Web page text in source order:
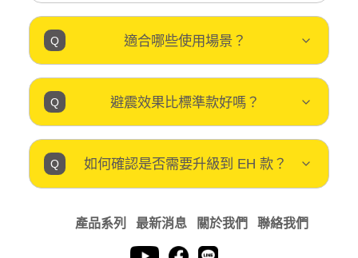
適合哪些使用場景？
避震效果比標準款好嗎？
如何確認是否需要升級到 EH 款？
產品系列 最新消息 關於我們 聯絡我們